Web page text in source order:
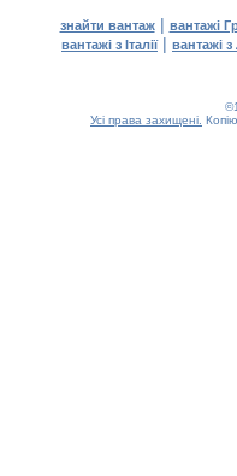
знайти вантаж| вантажі
вантажі з Італії| вантажі
Усі права захищені.